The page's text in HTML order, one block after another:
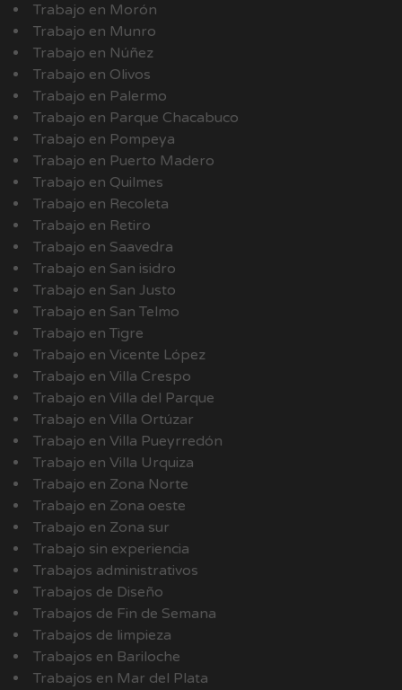
Trabajo en Morón
Trabajo en Munro
Trabajo en Núñez
Trabajo en Olivos
Trabajo en Palermo
Trabajo en Parque Chacabuco
Trabajo en Pompeya
Trabajo en Puerto Madero
Trabajo en Quilmes
Trabajo en Recoleta
Trabajo en Retiro
Trabajo en Saavedra
Trabajo en San isidro
Trabajo en San Justo
Trabajo en San Telmo
Trabajo en Tigre
Trabajo en Vicente López
Trabajo en Villa Crespo
Trabajo en Villa del Parque
Trabajo en Villa Ortúzar
Trabajo en Villa Pueyrredón
Trabajo en Villa Urquiza
Trabajo en Zona Norte
Trabajo en Zona oeste
Trabajo en Zona sur
Trabajo sin experiencia
Trabajos administrativos
Trabajos de Diseño
Trabajos de Fin de Semana
Trabajos de limpieza
Trabajos en Bariloche
Trabajos en Mar del Plata